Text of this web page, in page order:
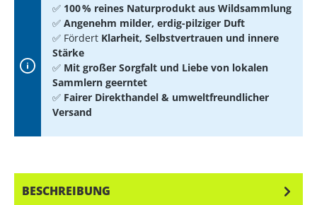
✅ 100 % reines Naturprodukt aus Wildsammlung
✅ Angenehm milder, erdig-pilziger Duft
✅ Fördert Klarheit, Selbstvertrauen und innere
Stärke
✅ Mit großer Sorgfalt und Liebe von lokalen
Sammlern geerntet
✅ Fairer Direkthandel & umweltfreundlicher
Versand
BESCHREIBUNG